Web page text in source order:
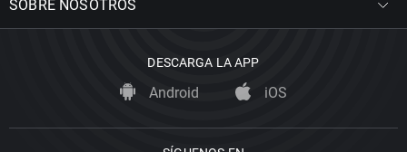
SOBRE NOSOTROS
DESCARGA LA APP
Android iOS